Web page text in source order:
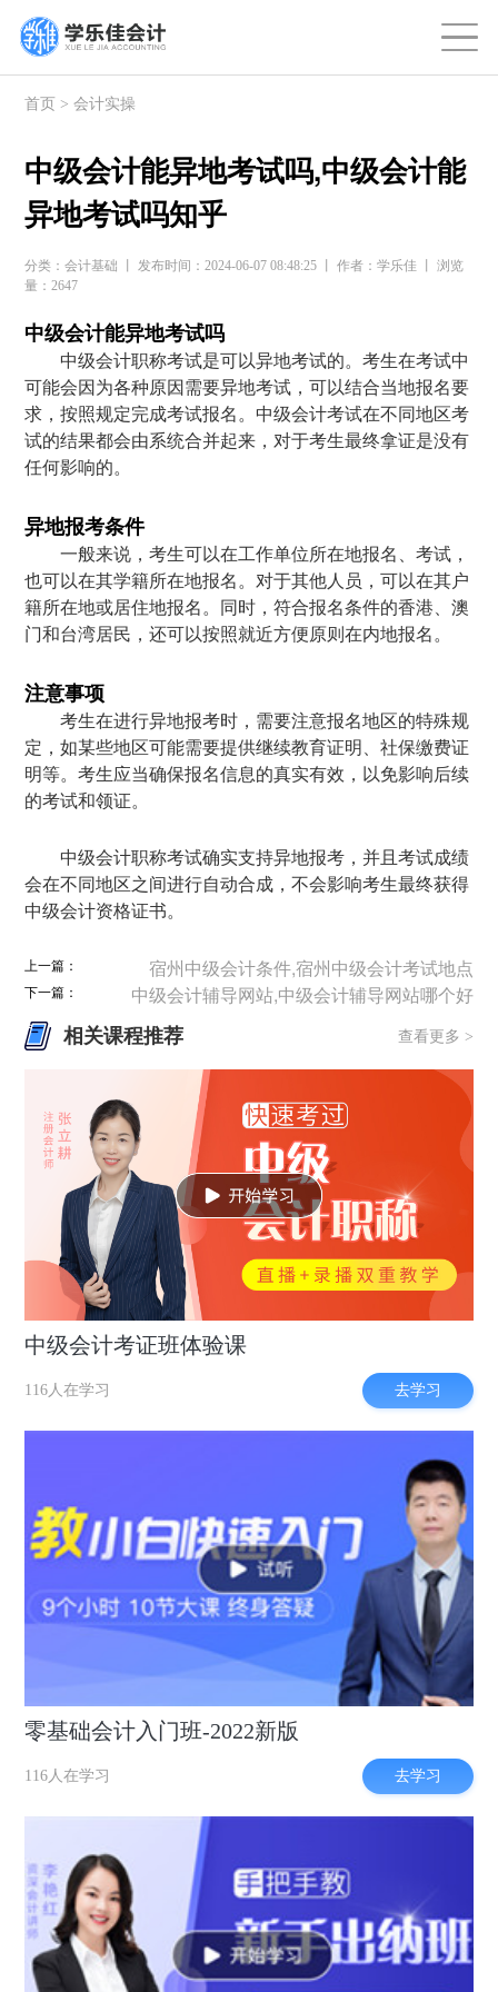
首页 >会计实操
中级会计能异地考试吗,中级会计能
异地考试吗知乎
分类：会计基础 丨 发布时间：2024-06-07 08:48:25 丨 作者：学乐佳 丨 浏览
量：2647
中级会计能异地考试吗
中级会计职称考试是可以异地考试的。考生在考试中
可能会因为各种原因需要异地考试，可以结合当地报名要
求，按照规定完成考试报名。中级会计考试在不同地区考
试的结果都会由系统合并起来，对于考生最终拿证是没有
任何影响的。
异地报考条件
一般来说，考生可以在工作单位所在地报名、考试，
也可以在其学籍所在地报名。对于其他人员，可以在其户
籍所在地或居住地报名。同时，符合报名条件的香港、澳
门和台湾居民，还可以按照就近方便原则在内地报名。
注意事项
考生在进行异地报考时，需要注意报名地区的特殊规
定，如某些地区可能需要提供继续教育证明、社保缴费证
明等。考生应当确保报名信息的真实有效，以免影响后续
的考试和领证。
中级会计职称考试确实支持异地报考，并且考试成绩
会在不同地区之间进行自动合成，不会影响考生最终获得
中级会计资格证书。
上一篇： 宿州中级会计条件,宿州中级会计考试地点
下一篇： 中级会计辅导网站,中级会计辅导网站哪个好
相关课程推荐 查看更多 >
中级会计考证班体验课
116人在学习 去学习
零基础会计入门班-2022新版
116人在学习 去学习